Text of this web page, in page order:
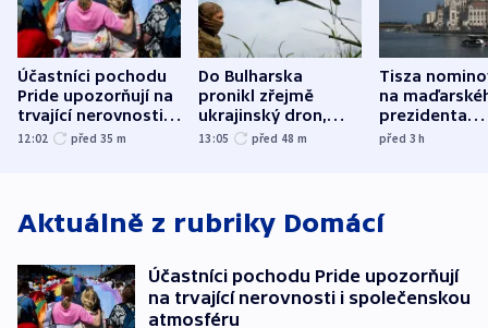
Účastníci pochodu
Pride upozorňují na
trvající nerovnosti i
společenskou
12:02 před 35 m
Do Bulharska
pronikl zřejmě
ukrajinský dron,
explodoval kilometr
13:05 před 48 m
Tisza
na
prezidenta
bývalého
před 3h
Aktuálně z rubriky Domácí
Účastníci pochodu Pride upozorňují
na trvající nerovnosti i společenskou
atmosféru